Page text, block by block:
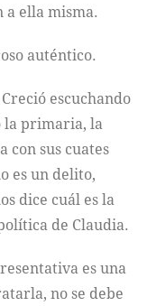
ella misma.
auténtico.
escuchando
la primaria, la
con sus cuates
es un delito,
dice cuál es la
de Claudia.
es una
no se debe